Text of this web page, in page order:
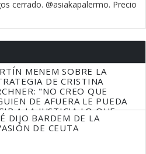
cerrado. @asiakapalermo. Precio
MENEM SOBRE LA
DE CRISTINA
"NO CREO QUE
DE AFUERA LE PUEDA
A LA JUSTICIA LO QUE
QUE HACER"
DIJO BARDEM DE LA
DE CEUTA